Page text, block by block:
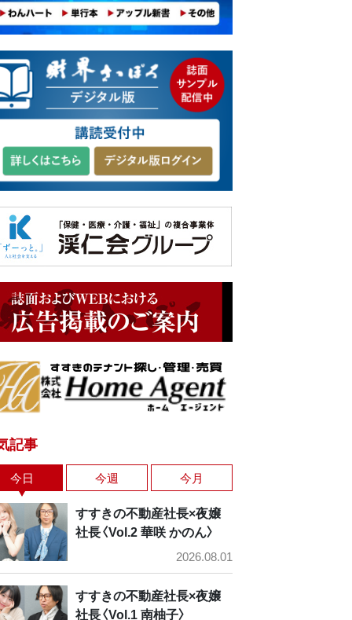
記事
今日 今週 今月
すすきの不動産社長×夜嬢
社長〈Vol.2 華咲 かのん〉
2026.08.01
すすきの不動産社長×夜嬢
社長〈Vol.1 南柚子〉